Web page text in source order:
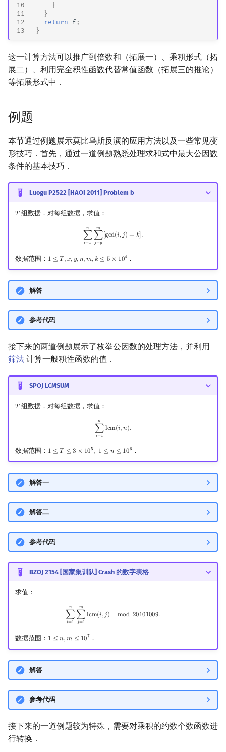
10
11
12
13
}
}
return
f ;
}
这一计算方法可以推广到倍数和（拓展一）、乘积形式（拓
展二）、利用完全积性函数代替常值函数（拓展三的推论）
等拓展形式中．
例题
本节通过例题展示莫比乌斯反演的应用方法以及一些常见变
形技巧．首先，通过一道例题熟悉处理求和式中最大公因数
条件的基本技巧．
Luogu P2522 [HAOI 2011] Problem b
𝑇
T组数据．对每组数据，求值：
𝑛
∑
𝑖=𝑥
𝑚
∑
𝑗=𝑦
[gcd(𝑖,𝑗) = 𝑘].
∑i=xn∑j=y gcd ( k
数据范围： 1 ≤ 𝑇 ,𝑥,𝑦,𝑛,𝑚,𝑘 ≤ 5 × 104
1≤T, x,y, n,m, k≤ 5×104 ．
解答
参考代码
接下来的两道例题展示了枚举公因数的处理方法，并利用
筛法 计算一般积性函数的值．
SPOJ LCMSUM
𝑇
T组数据．对每组数据，求值：
𝑛
∑
𝑖=1
lcm(𝑖,𝑛).
∑i=1 lcm n
数据范围： 1 ≤ 𝑇 ≤ 3 × 105, 1 ≤ 𝑛 ≤ 106
1≤T≤3× 105 1 ≤n≤10 6 ．
解答一
解答二
参考代码
BZOJ 2154 [国家集训队] Crash 的数字表格
求值：
𝑛
∑
𝑖=1
𝑚
∑
𝑗=1
lcm(𝑖,𝑗) mod 20101009.
∑i=1n∑j lcm
数据范围： 1 ≤ 𝑛,𝑚 ≤ 107
1≤n m≤10 7 ．
解答
参考代码
接下来的一道例题较为特殊，需要对乘积的约数个数函数进
行转换．